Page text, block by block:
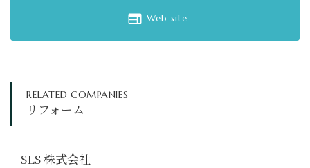
Web site
RELATED COMPANIES
リフォーム
SLS 株式会社